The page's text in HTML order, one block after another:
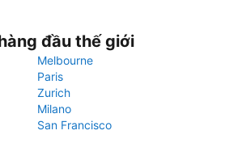
đầu thế giới
Melbourne
Paris
Zurich
Milano
San Francisco